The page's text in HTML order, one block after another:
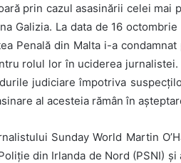
prin cazul asasinării celei
Galizia. La data de 16
Penală din Malta i-a
rolul lor în uciderea
judiciare împotriva
al acesteia rămân în
Sunday World Martin
din Irlanda de Nord (PSNI)